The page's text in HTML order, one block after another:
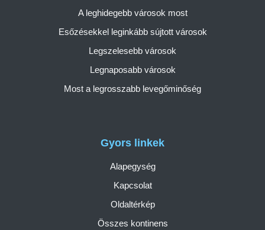
Gyors linkek
Alapegység
Kapcsolat
Oldaltérkép
Összes kontinens
A leghidegebb városok most
Esőzésekkel leginkább sújtott városok
Legszelesebb városok
Legnaposabb városok
Most a legrosszabb levegőminőség